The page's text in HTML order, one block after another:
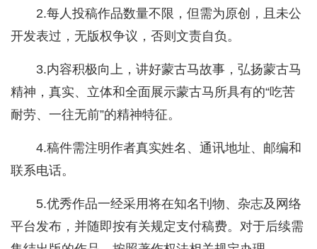
2.每人投稿作品数量不限，但需为原创，且未公
开发表过，无版权争议，否则文责自负。
3.内容积极向上，讲好蒙古马故事，弘扬蒙古马
精神，真实、立体和全面展示蒙古马所具有的“吃苦
耐劳、一往无前”的精神特征。
4.稿件需注明作者真实姓名、通讯地址、邮编和
联系电话。
5.优秀作品一经采用将在知名刊物、杂志及网络
平台发布，并随即按有关规定支付稿费。对于后续需